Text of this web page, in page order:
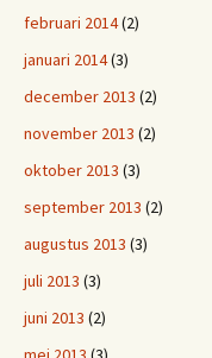
februari 2014(2)
januari 2014(3)
december 2013 (2)
november 2013 (2)
oktober 2013 (3)
september 2013 (2)
augustus 2013 (3)
juli 2013 (3)
juni 2013 (2)